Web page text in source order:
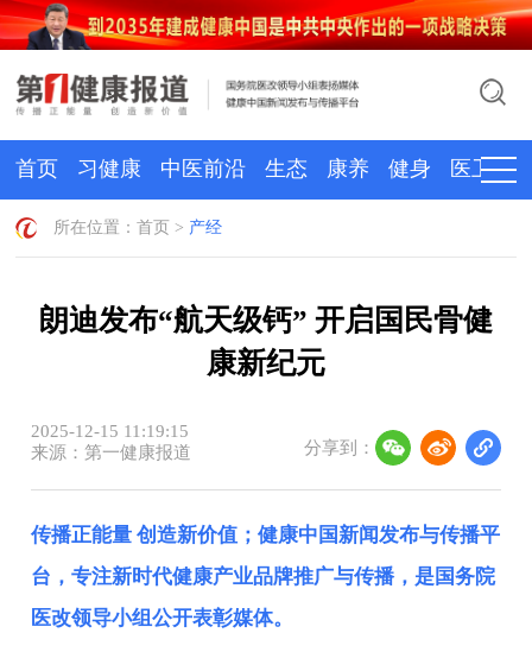
首页 习健康 中医前沿 生态 康养 健身 医卫
所在位置：首页 > 产经
朗迪发布“航天级钙” 开启国民骨健
康新纪元
2025-12-15 11:19:15
来源：第一健康报道
分享到：
传播正能量 创造新价值；健康中国新闻发布与传播平
台，专注新时代健康产业品牌推广与传播，是国务院
医改领导小组公开表彰媒体。